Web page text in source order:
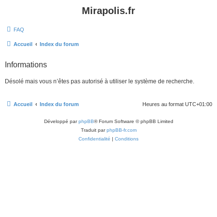
Mirapolis.fr
FAQ
Accueil Index du forum
Informations
Désolé mais vous n’êtes pas autorisé à utiliser le système de recherche.
Accueil Index du forum Heures au format UTC+01:00
Développé parphpBB® Forum Software © phpBB Limited
Traduit parphpBB-fr.com
Confidentialité | Conditions